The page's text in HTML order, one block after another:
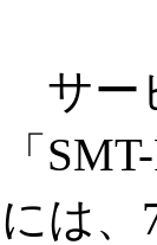
サー
「
には、